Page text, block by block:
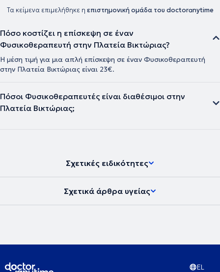
Τα κείμενα επιμελήθηκε η επιστημονική ομάδα του doctoranytime
Πόσο κοστίζει η επίσκεψη σε έναν
Φυσικοθεραπευτή στην Πλατεία Βικτώριας?
Η μέση τιμή για μια απλή επίσκεψη σε έναν Φυσικοθεραπευτή
στην Πλατεία Βικτώριας είναι 23€.
Πόσοι Φυσικοθεραπευτές είναι διαθέσιμοι στην
Πλατεία Βικτώριας;
Σχετικές ειδικότητες
Σχετικά άρθρα υγείας
EL